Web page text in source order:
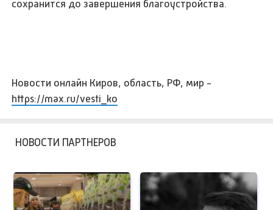
сохранится до завершения благоустройства.
Новости онлайн Киров, область, РФ, мир -
https://max.ru/vesti_ko
НОВОСТИ ПАРТНЕРОВ